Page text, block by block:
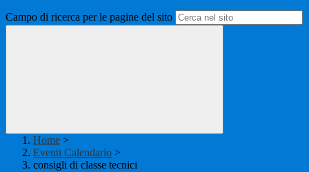
Campo di ricerca per le pagine del sito
Home >
Eventi Calendario >
consigli di classe tecnici